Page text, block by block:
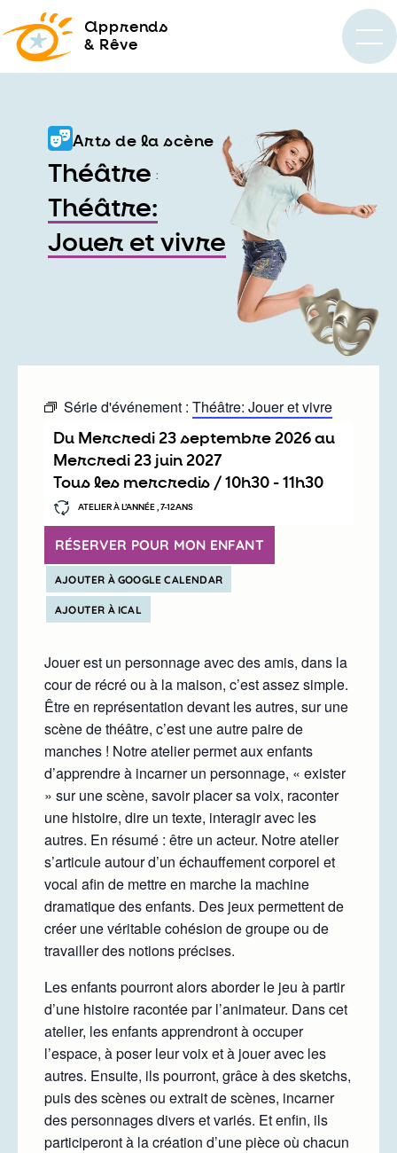
apprends
& Rêve
Arts de la scène
Théâtre :
Théâtre:
Jouer et vivre
Série d'événement : Théâtre: Jouer et vivre
Du mercredi 23 septembre 2026au
mercredi 23 juin 2027
Tous les mercredis / 10h30 - 11h30
ATELIER À L’ANNÉE , 7-12ANS
RÉSERVER POUR MON ENFANT
AJOUTER À GOOGLE CALENDAR
AJOUTER À ICAL
Jouer est un personnage avec des amis, dans la
cour de récré ou à la maison, c’est assez simple.
Être en représentation devant les autres, sur une
scène de théâtre, c’est une autre paire de
manches ! Notre atelier permet aux enfants
d’apprendre à incarner un personnage, « exister
» sur une scène, savoir placer sa voix, raconter
une histoire, dire un texte, interagir avec les
autres. En résumé : être un acteur. Notre atelier
s’articule autour d’un échauffement corporel et
vocal afin de mettre en marche la machine
dramatique des enfants. Des jeux permettent de
créer une véritable cohésion de groupe ou de
travailler des notions précises.
Les enfants pourront alors aborder le jeu à partir
d’une histoire racontée par l’animateur. Dans cet
atelier, les enfants apprendront à occuper
l’espace, à poser leur voix et à jouer avec les
autres. Ensuite, ils pourront, grâce à des sketchs,
puis des scènes ou extrait de scènes, incarner
des personnages divers et variés. Et enfin, ils
participeront à la création d’une pièce où chacun